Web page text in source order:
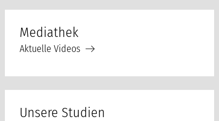
Mediathek
Aktuelle Videos
Unsere Studien